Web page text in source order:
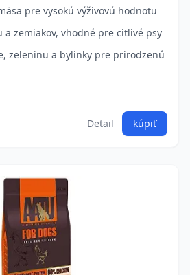
pre vysokú výživovú hodnotu
a zemiakov, vhodné pre citlivé psy
zeleninu a bylinky pre prirodzenú
Detail kúpiť